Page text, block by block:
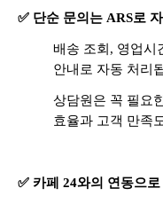
✅ 단순 문의는 ARS로
배송 조회, 영업시
안내로 자동 처리
상담원은 꼭 필요
효율과 고객 만족
✅ 카페 24와의 연동으